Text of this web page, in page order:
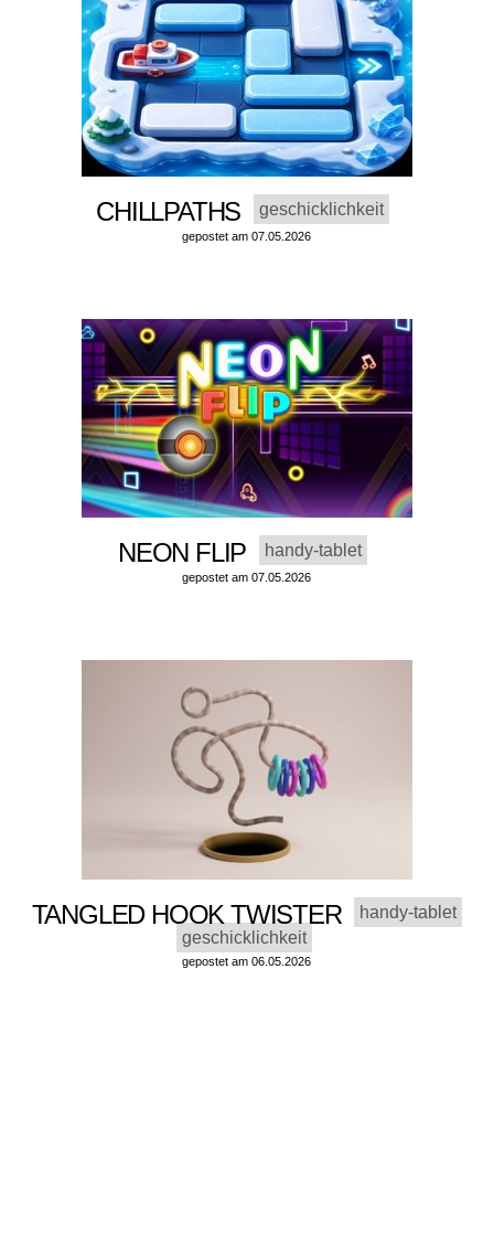
CHILLPATHS geschicklichkeit
gepostet am 07.05.2026
NEON FLIP handy-tablet
gepostet am 07.05.2026
TANGLED HOOK TWISTER
handy-tablet
geschicklichkeit
gepostet am 06.05.2026